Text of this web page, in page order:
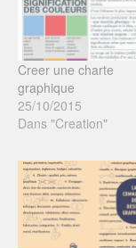
Creer une charte
graphique
25/10/2015
Dans "Creation"